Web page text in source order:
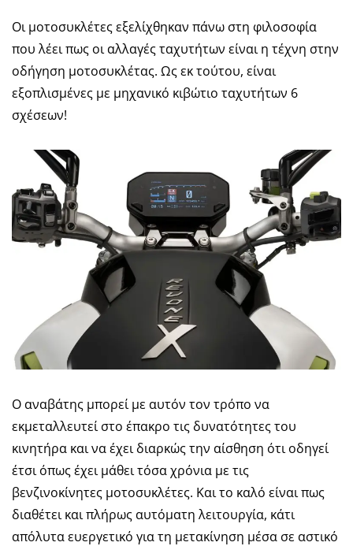
Oι μοτοσυκλέτες εξελίχθηκαν πάνω στη φιλοσοφία
που λέει πως οι αλλαγές ταχυτήτων είναι η τέχνη στην
οδήγηση μοτοσυκλέτας. Ως εκ τούτου, είναι
εξοπλισμένες με μηχανικό κιβώτιο ταχυτήτων 6
σχέσεων!
Ο αναβάτης μπορεί με αυτόν τον τρόπο να
εκμεταλλευτεί στο έπακρο τις δυνατότητες του
κινητήρα και να έχει διαρκώς την αίσθηση ότι οδηγεί
έτσι όπως έχει μάθει τόσα χρόνια με τις
βενζινοκίνητες μοτοσυκλέτες. Και το καλό είναι πως
διαθέτει και πλήρως αυτόματη λειτουργία, κάτι
απόλυτα ευεργετικό για τη μετακίνηση μέσα σε αστικό